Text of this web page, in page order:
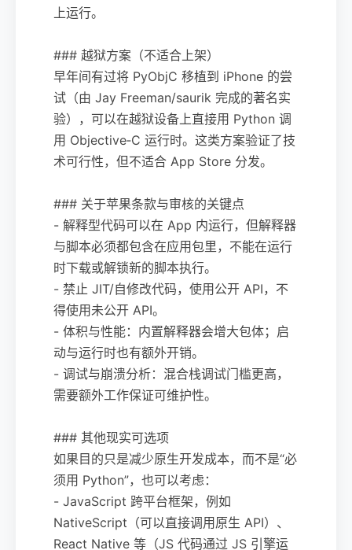
上运行。
### 越狱方案（不适合上架）
早年间有过将 PyObjC 移植到 iPhone 的尝
试（由 Jay Freeman/saurik 完成的著名实
验），可以在越狱设备上直接用 Python 调
用 Objective‑C 运行时。这类方案验证了技
术可行性，但不适合 App Store 分发。
### 关于苹果条款与审核的关键点
- 解释型代码可以在 App 内运行，但解释器
与脚本必须都包含在应用包里，不能在运行
时下载或解锁新的脚本执行。
- 禁止 JIT/自修改代码，使用公开 API，不
得使用未公开 API。
- 体积与性能：内置解释器会增大包体；启
动与运行时也有额外开销。
- 调试与崩溃分析：混合栈调试门槛更高，
需要额外工作保证可维护性。
### 其他现实可选项
如果目的只是减少原生开发成本，而不是“必
须用 Python”，也可以考虑：
- JavaScript 跨平台框架，例如
NativeScript（可以直接调用原生 API）、
React Native 等（JS 代码通过 JS 引擎运